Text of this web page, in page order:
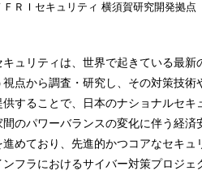
ＦＲＩセキュリティ 横須賀研究開発拠点
キュリティは、世界で起きている最
視点から調査・研究し、その対策技
することで、日本のナショナルセキ
間のパワーバランスの変化に伴う経
進めており、先進的かつコアなセキ
ンフラにおけるサイバー対策プロジ